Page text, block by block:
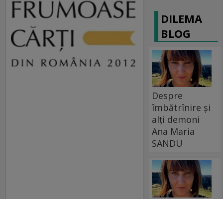
DILEMA
BLOG
Despre
îmbătrînire și
alți demoni
Ana Maria
SANDU